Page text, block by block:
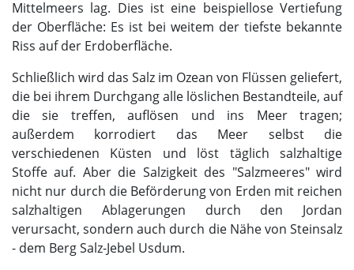
Mittelmeers lag. Dies ist eine beispiellose Vertiefung
der Oberfläche: Es ist bei weitem der tiefste bekannte
Riss auf der Erdoberfläche.
Schließlich wird das Salz im Ozean von Flüssen geliefert,
die bei ihrem Durchgang alle löslichen Bestandteile, auf
die sie treffen, auflösen und ins Meer tragen;
außerdem korrodiert das Meer selbst die
verschiedenen Küsten und löst täglich salzhaltige
Stoffe auf. Aber die Salzigkeit des "Salzmeeres" wird
nicht nur durch die Beförderung von Erden mit reichen
salzhaltigen Ablagerungen durch den Jordan
verursacht, sondern auch durch die Nähe von Steinsalz
- dem Berg Salz-Jebel Usdum.